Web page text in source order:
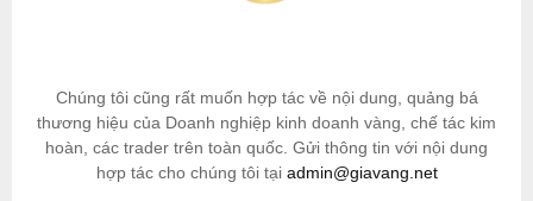
Chúng tôi cũng rất muốn hợp tác về nội dung, quảng bá
thương hiệu của Doanh nghiệp kinh doanh vàng, chế tác kim
hoàn, các trader trên toàn quốc. Gửi thông tin với nội dung
hợp tác cho chúng tôi tại admin@giavang.net